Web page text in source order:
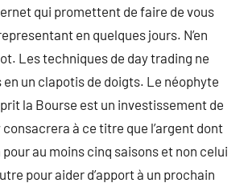
qui promettent de faire de vous
en quelques jours. N’en
Les techniques de day trading ne
en un clapotis de doigts. Le néophyte
la Bourse est un investissement de
consacrera à ce titre que l’argent dont
pour au moins cinq saisons et non celui
pour aider d’apport à un prochain